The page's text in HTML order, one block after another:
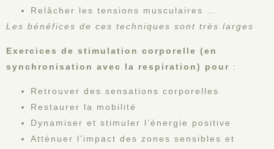
Relâcher les tensions musculaires …
Les bénéfices de ces techniques sont très larges
Exercices de stimulation corporelle (en
synchronisation avec la respiration) pour :
Retrouver des sensations corporelles
Restaurer la mobilité
Dynamiser et stimuler l’énergie positive
Atténuer l’impact des zones sensibles et